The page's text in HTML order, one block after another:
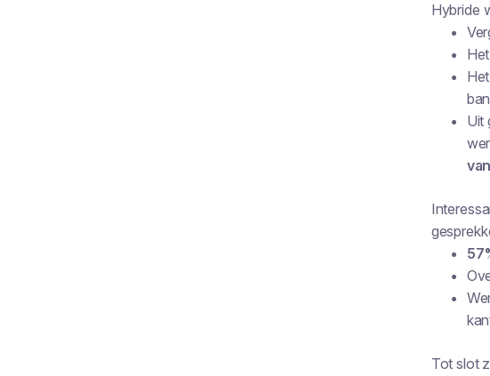
Hybride
Uit
Tot slot